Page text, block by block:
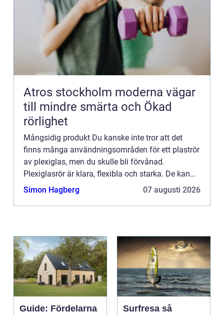
Atros stockholm moderna vägar
till mindre smärta och Ökad
rörlighet
Mångsidig produkt Du kanske inte tror att det
finns många användningsområden för ett plaströr
av plexiglas, men du skulle bli förvånad.
Plexiglasrör är klara, flexibla och starka. De kan
användas för en mängd olika ändamål, från
Simon Hagberg 07 augusti 2026
Guide: Fördelarna
Surfresa så